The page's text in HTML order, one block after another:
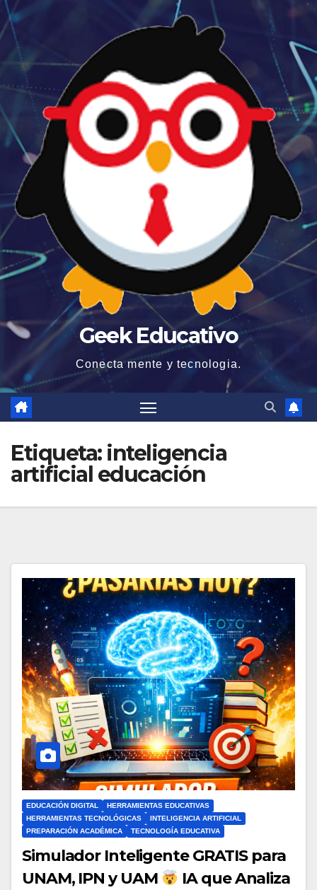
Geek Educativo
Conecta mente y tecnologia.
Etiqueta: inteligencia
artificial educación
EDUCACIÓN DIGITAL
HERRAMIENTAS EDUCATIVAS
HERRAMIENTAS TECNOLÓGICAS
INTELIGENCIA ARTIFICIAL
PREPARACIÓN ACADÉMICA
TECNOLOGÍA EDUCATIVA
Simulador Inteligente GRATIS para
UNAM, IPN y UAM
IA que Analiza